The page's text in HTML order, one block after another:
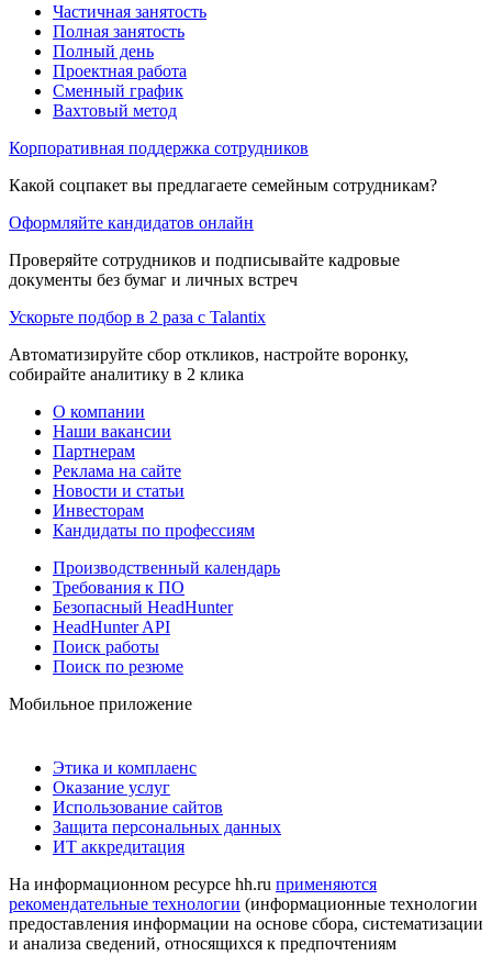
Частичная занятость
Полная занятость
Полный день
Проектная работа
Сменный график
Вахтовый метод
Корпоративная поддержка сотрудников
Какой соцпакет вы предлагаете семейным сотрудникам?
Оформляйте кандидатов онлайн
Проверяйте сотрудников и подписывайте кадровые
документы без бумаг и личных встреч
Ускорьте подбор в 2 раза с Talantix
Автоматизируйте сбор откликов, настройте воронку,
собирайте аналитику в 2 клика
О компании
Наши вакансии
Партнерам
Реклама на сайте
Новости и статьи
Инвесторам
Кандидаты по профессиям
Производственный календарь
Требования к ПО
Безопасный HeadHunter
HeadHunter API
Поиск работы
Поиск по резюме
Мобильное приложение
Этика и комплаенс
Оказание услуг
Использование сайтов
Защита персональных данных
ИТ аккредитация
На информационном ресурсе hh.ru применяются
рекомендательные технологии (информационные технологии
предоставления информации на основе сбора, систематизации
и анализа сведений, относящихся к предпочтениям